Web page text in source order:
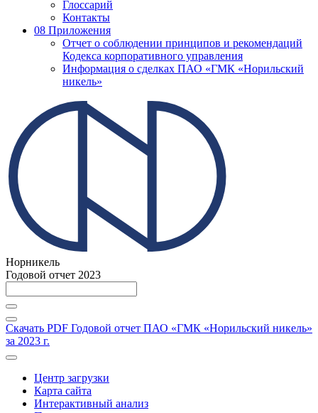
Глоссарий
Контакты
08 Приложения
Отчет о соблюдении принципов и рекомендаций
Кодекса корпоративного управления
Информация о сделках ПАО «ГМК «Норильский
никель»
Норникель
Годовой отчет 2023
Скачать PDF Годовой отчет ПАО «ГМК «Норильский никель»
за 2023 г.
Центр загрузки
Карта сайта
Интерактивный анализ